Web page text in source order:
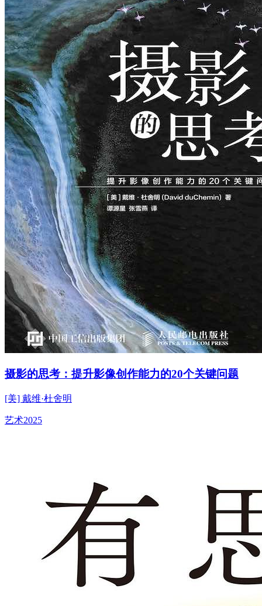
摄影的思考：提升影像创作能力的20个关键问题
[美] 戴维·杜舍明
艺术2025